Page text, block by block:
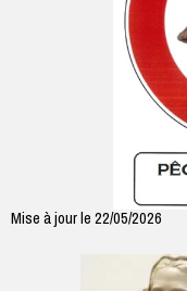
Mise à jour le 22/05/2026